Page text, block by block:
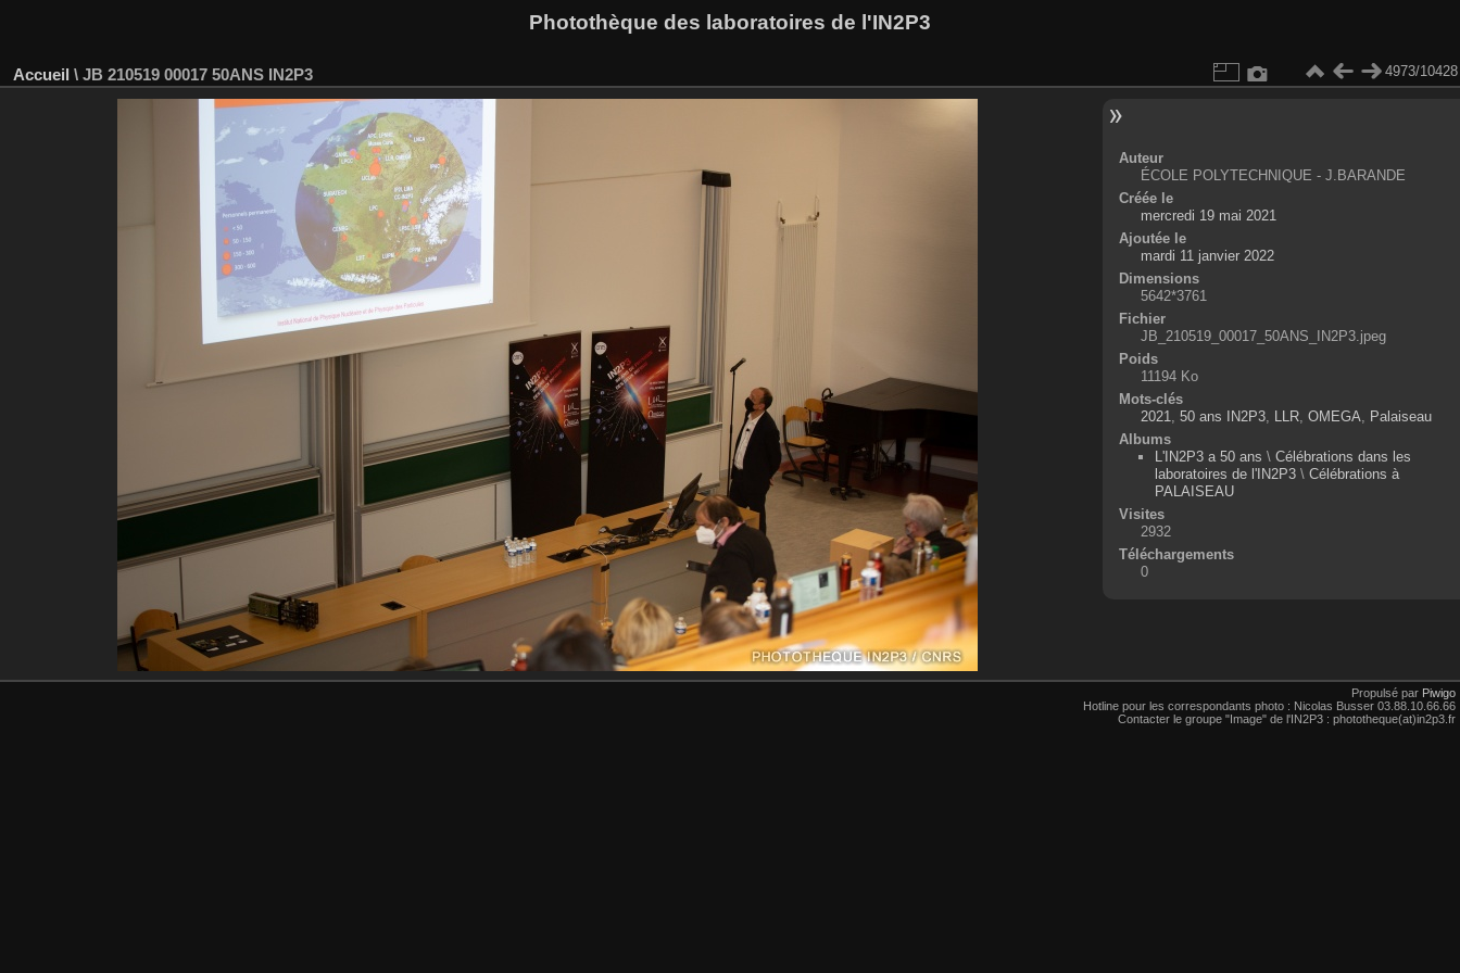
Photothèque des laboratoires de l'IN2P3
Accueil \ JB 210519 00017 50ANS IN2P3 4973/10428
Auteur
ÉCOLE POLYTECHNIQUE - J.BARANDE
Créée le
mercredi 19 mai 2021
Ajoutée le
mardi 11 janvier 2022
Dimensions
5642*3761
Fichier
JB_210519_00017_50ANS_IN2P3.jpeg
Poids
11194 Ko
Mots-clés
2021
50 ans IN2P3, LLR, OMEGA
Palaiseau
Albums
L'IN2P3 a 50 ans \ Célébrations dans les
laboratoires de l'IN2P3\ Célébrations à
PALAISEAU
Visites
2932
Téléchargements
0
Propulsé par Piwigo
Hotline pour les correspondants photo : Nicolas Busser 03.88.10.66.66
Contacter le groupe "Image" de l'IN2P3 : phototheque(at)in2p3.fr